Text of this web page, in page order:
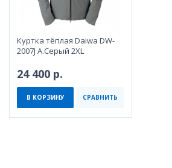
Куртка тёплая Daiwa DW-
2007J A.Серый 2XL
24 400 р.
В КОРЗИНУ СРАВНИТЬ